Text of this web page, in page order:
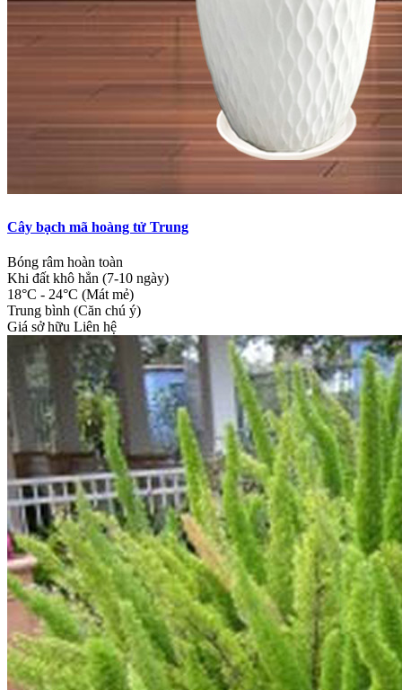
Cây bạch mã hoàng tử Trung
Bóng râm hoàn toàn
Khi đất khô hẳn (7-10 ngày)
18°C - 24°C (Mát mẻ)
Trung bình (Căn chú ý)
Giá sở hữu Liên hệ